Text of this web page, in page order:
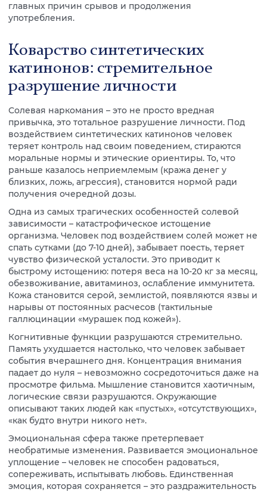
главных причин срывов и продолжения
употребления.
Коварство синтетических
катинонов: стремительное
разрушение личности
Солевая наркомания – это не просто вредная
привычка, это тотальное разрушение личности. Под
воздействием синтетических катинонов человек
теряет контроль над своим поведением, стираются
моральные нормы и этические ориентиры. То, что
раньше казалось неприемлемым (кража денег у
близких, ложь, агрессия), становится нормой ради
получения очередной дозы.
Одна из самых трагических особенностей солевой
зависимости – катастрофическое истощение
организма. Человек под воздействием солей может не
спать сутками (до 7-10 дней), забывает поесть, теряет
чувство физической усталости. Это приводит к
быстрому истощению: потеря веса на 10-20 кг за месяц,
обезвоживание, авитаминоз, ослабление иммунитета.
Кожа становится серой, землистой, появляются язвы и
нарывы от постоянных расчесов (тактильные
галлюцинации «мурашек под кожей»).
Когнитивные функции разрушаются стремительно.
Память ухудшается настолько, что человек забывает
события вчерашнего дня. Концентрация внимания
падает до нуля – невозможно сосредоточиться даже на
просмотре фильма. Мышление становится хаотичным,
логические связи разрушаются. Окружающие
описывают таких людей как «пустых», «отсутствующих»,
«как будто внутри никого нет».
Эмоциональная сфера также претерпевает
необратимые изменения. Развивается эмоциональное
уплощение – человек не способен радоваться,
сопереживать, испытывать любовь. Единственная
эмоция, которая сохраняется – это раздражительность